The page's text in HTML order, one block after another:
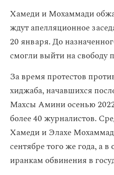
Хамеди и Мохаммади
ждут апелляционное
20 января. До
смогли выйти на свободу
За время протестов
хиджаба, начавшихся
Махсы Амини осенью 2022
более 40 журналистов.
Хамеди и Элахе
сентябре того же года, а в
иранкам обвинения в